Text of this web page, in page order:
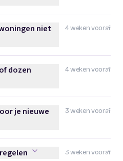
4 weken vooraf
niet aansluiten afvinken
niet
4 weken vooraf
bestellen afvinken
dozen
3 weken vooraf
nieuwe adres afvinken
je nieuwe
3 weken vooraf
afvinken